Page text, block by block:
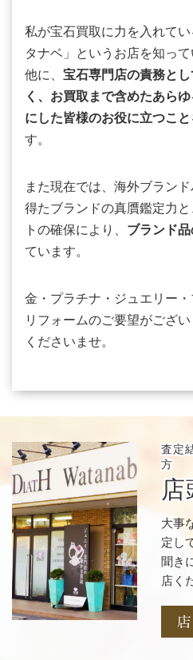
私が宝石買取に力を入れて
タナベ」というお店を知っ
他に、 宝石専門店の責務と
く、お買取まで含めたあら
にした皆様のお役に立つこと
す。
また現在では、海外ブラン
得たブランドの真贋鑑定力
トの確保により、 ブランド
ています。
金・プラチナ・ジュエリー
リフォームのご要望がござ
くださいませ。
査定
方
店
大事
定し
聞き
店く